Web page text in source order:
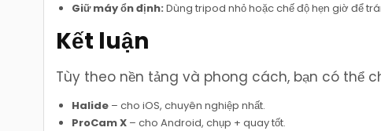
Giữ máy ổn định: Dùng tripod nhỏ hoặc chế độ hẹn giờ để
Kết luận
Tùy theo nền tảng và phong cách, bạn có thể
Halide – cho iOS, chuyên nghiệp nhất.
ProCam X – cho Android, chụp + quay tốt.